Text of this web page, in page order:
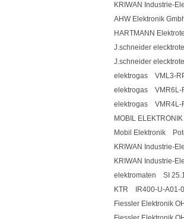
KRIWAN Industrie-
AHW Elektronik
HARTMANN
J.schneider
J.schneider
elektrogas VML3-
elektrogas VMR6L-
elektrogas VMR4L-
MOBIL
Mobil Elektronik
KRIWAN Industrie-
KRIWAN Industrie-
elektromaten SI
KTR IR400-U-A01-
Fiessler Elektronik